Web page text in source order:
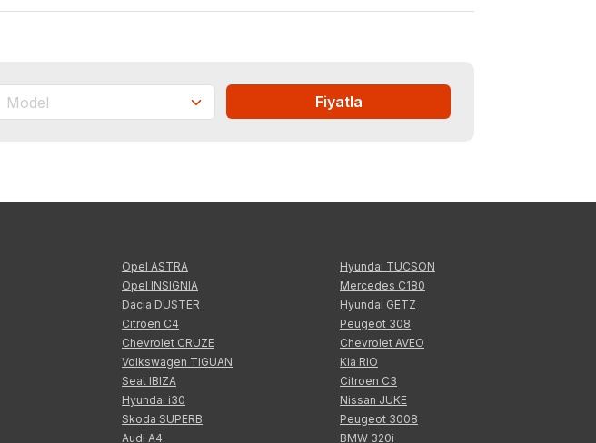
Fiyatla
Opel ASTRA
Opel INSIGNIA
Dacia DUSTER
Citroen C4
Chevrolet CRUZE
Volkswagen TIGUAN
Seat IBIZA
Hyundai i30
Skoda SUPERB
Audi A4
Hyundai TUCSON
Mercedes C180
Hyundai GETZ
Peugeot 308
Chevrolet AVEO
Kia RIO
Citroen C3
Nissan JUKE
Peugeot 3008
BMW 320i